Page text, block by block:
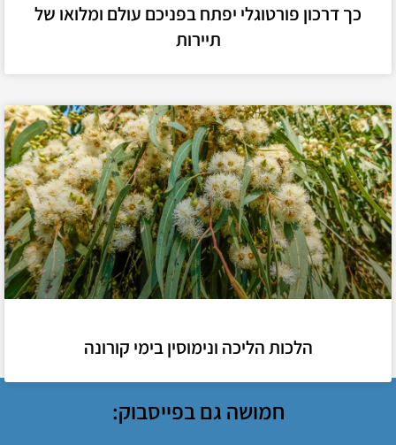
כך דרכון פורטוגלי יפתח בפניכם עולם ומלואו של
תיירות
הלכות הליכה ונימוסין בימי קורונה
חמושה גם בפייסבוק: